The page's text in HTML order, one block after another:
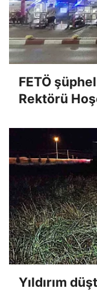
FETÖ
Rektörü
Yıldırım